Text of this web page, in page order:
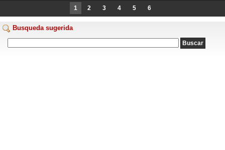
1 2 3 4 5 6
Busqueda sugerida